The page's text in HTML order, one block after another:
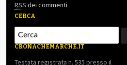
RSS dei commenti
CERCA
CRONACHEMARCHE.IT
Testata registrata n. 535 presso il